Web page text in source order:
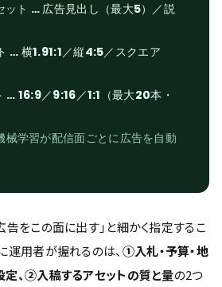
ット … 広告見出し（最大5）／説
… 横1.91:1／縦4:5／スクエア
… 16:9／9:16／1:1（最大20本・
学習が配信面ごとに広告を自動
告をこの面に出す」と細かく指定するこ
運用者が握れるのは、 ①入札・予算・地
、②入稿するアセットの質と量の2つ